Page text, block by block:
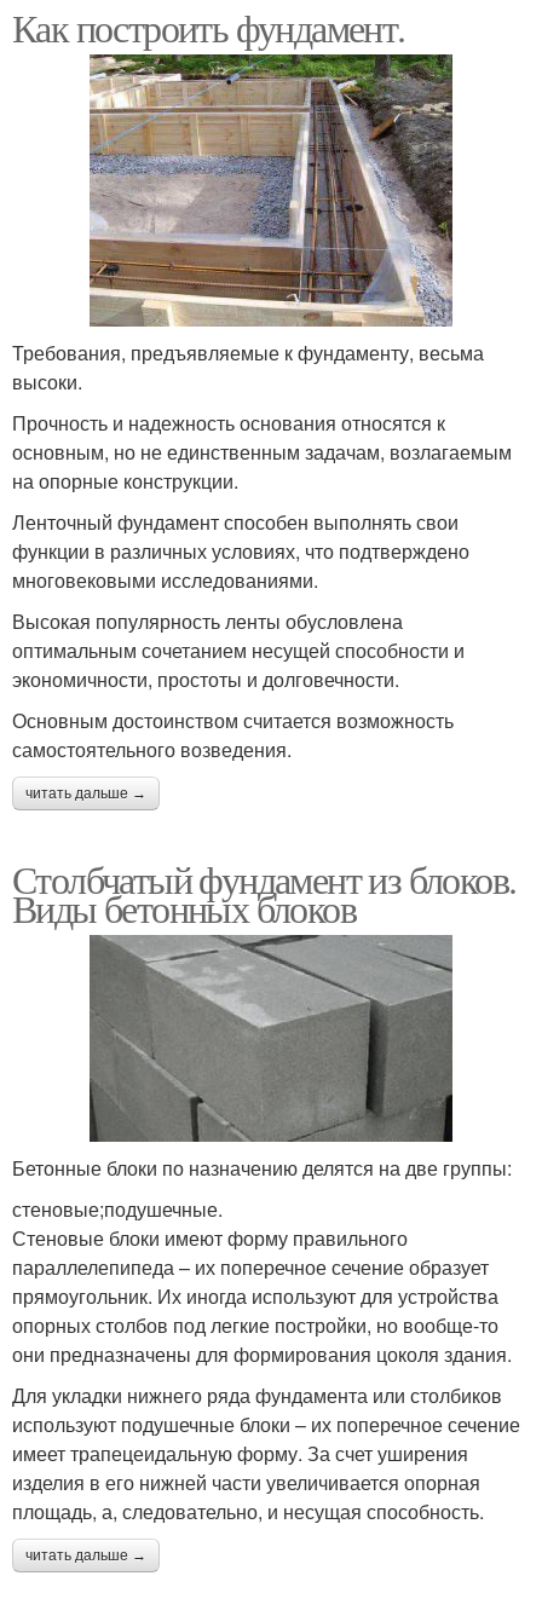
Как построить фундамент.
Требования, предъявляемые к фундаменту, весьма
высоки.
Прочность и надежность основания относятся к
основным, но не единственным задачам, возлагаемым
на опорные конструкции.
Ленточный фундамент способен выполнять свои
функции в различных условиях, что подтверждено
многовековыми исследованиями.
Высокая популярность ленты обусловлена
оптимальным сочетанием несущей способности и
экономичности, простоты и долговечности.
Основным достоинством считается возможность
самостоятельного возведения.
читать дальше →
Столбчатый фундамент из блоков.
Виды бетонных блоков
Бетонные блоки по назначению делятся на две группы:
стеновые;подушечные.
Стеновые блоки имеют форму правильного
параллелепипеда – их поперечное сечение образует
прямоугольник. Их иногда используют для устройства
опорных столбов под легкие постройки, но вообще-то
они предназначены для формирования цоколя здания.
Для укладки нижнего ряда фундамента или столбиков
используют подушечные блоки – их поперечное сечение
имеет трапецеидальную форму. За счет уширения
изделия в его нижней части увеличивается опорная
площадь, а, следовательно, и несущая способность.
читать дальше →